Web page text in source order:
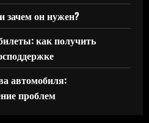
зачем он нужен?
как получить
автомобиля:
проблем